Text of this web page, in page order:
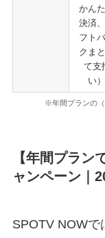
かん
決済
フト
クま
て支
い）
※年間プランの
【年間プラン
ャンペーン｜
SPOTV NOWで